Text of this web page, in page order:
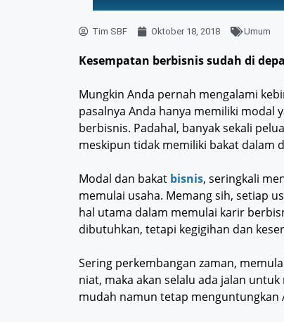
Tim SBF Oktober 18, 2018 Umum
Kesempatan berbisnis sudah di
Mungkin Anda pernah mengalami
pasalnya Anda hanya memiliki modal
berbisnis. Padahal, banyak sekali
meskipun tidak memiliki bakat dalam
Modal dan bakat bisnis, seringkali
memulai usaha. Memang sih, setiap
hal utama dalam memulai karir
dibutuhkan, tetapi kegigihan dan
Sering perkembangan zaman,
niat, maka akan selalu ada jalan
mudah namun tetap menguntungkan